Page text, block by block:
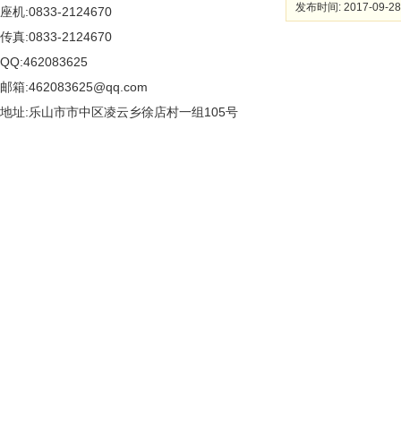
座机:0833-2124670
传真:0833-2124670
QQ:462083625
邮箱:462083625@qq.com
地址:乐山市市中区凌云乡徐店村一组105号
发布时间: 2017-09-